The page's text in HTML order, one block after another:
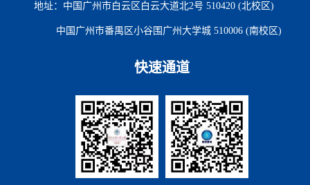
地址：中国广州市白云区白云大道北2号 510420 (北校区)
中国广州市番禺区小谷围广州大学城 510006 (南校区)
快速通道